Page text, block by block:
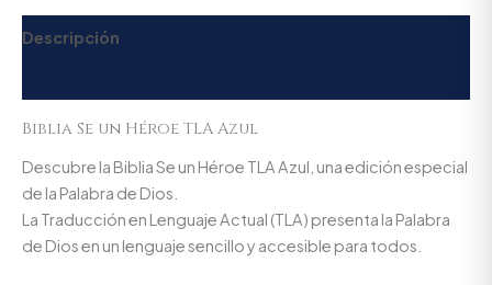
Descripción
Biblia Se un Héroe TLA Azul
Descubre la Biblia Se un Héroe TLA Azul, una edición especial
de la Palabra de Dios.
La Traducción en Lenguaje Actual (TLA) presenta la Palabra
de Dios en un lenguaje sencillo y accesible para todos.